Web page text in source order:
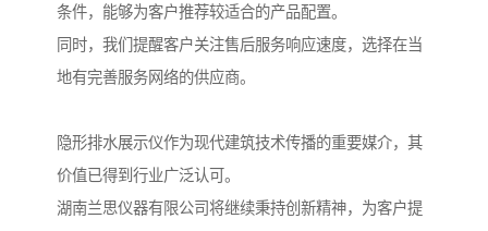
条件，能够为客户推荐较适合的产品配置。
同时，我们提醒客户关注售后服务响应速度，选择在当
地有完善服务网络的供应商。
隐形排水展示仪作为现代建筑技术传播的重要媒介，其
价值已得到行业广泛认可。
湖南兰思仪器有限公司将继续秉持创新精神，为客户提